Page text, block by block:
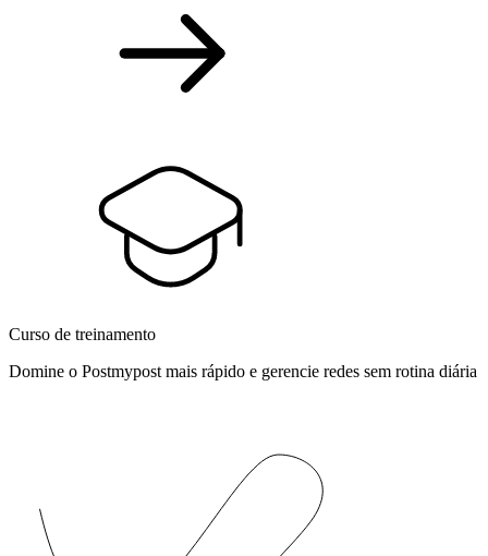
Curso de treinamento
Domine o Postmypost mais rápido e gerencie redes sem rotina diária